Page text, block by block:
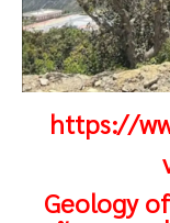
https://
Geology